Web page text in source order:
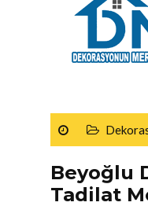
Beyoğlu
Tadilat